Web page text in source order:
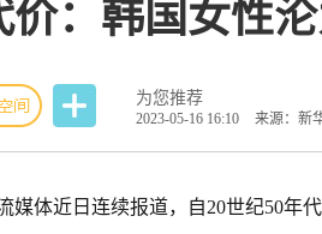
价：韩国女性
为您推荐
2023-05-16 16:10 来源：新
媒体近日连续报道，自20世纪50年